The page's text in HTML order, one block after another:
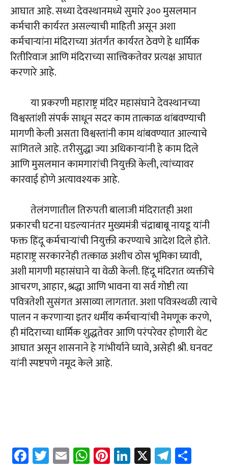
आघात आहे. सध्या देवस्थानमध्ये सुमारे ३०० मुसलमान
कर्मचारी कार्यरत असल्याची माहिती असून अशा
कर्मचाऱ्यांना मंदिराच्या अंतर्गत कार्यरत ठेवणे हे धार्मिक
रितीरिवाज आणि मंदिराच्या सात्त्विकतेवर प्रत्यक्ष आघात
करणारे आहे.
या प्रकरणी महाराष्ट्र मंदिर महासंघाने देवस्थानच्या
विश्वस्तांशी संपर्क साधून सदर काम तात्काळ थांबवण्याची
मागणी केली असता विश्वस्तांनी काम थांबवण्यात आल्याचे
सांगितले आहे. तरीसुद्धा ज्या अधिकाऱ्यांनी हे काम दिले
आणि मुसलमान कामगारांची नियुक्ती केली, त्यांच्यावर
कारवाई होणे अत्यावश्यक आहे.
तेलंगणातील तिरुपती बालाजी मंदिरातही अशा
प्रकारची घटना घडल्यानंतर मुख्यमंत्री चंद्राबाबू नायडू यांनी
फक्त हिंदू कर्मचाऱ्यांची नियुक्ती करण्याचे आदेश दिले होते.
महाराष्ट्र सरकारनेही तत्काळ अशीच ठोस भूमिका घ्यावी,
अशी मागणी महासंघाने या वेळी केली. हिंदू मंदिरात व्यक्तींचे
आचरण, आहार, श्रद्धा आणि भावना या सर्व गोष्टी त्या
पवित्रतेशी सुसंगत असाव्या लागतात. अशा पवित्रस्थळी त्याचे
पालन न करणाऱ्या इतर धर्मीय कर्मचाऱ्यांची नेमणूक करणे,
ही मंदिराच्या धार्मिक शुद्धतेवर आणि परंपरेवर होणारी थेट
आघात असून शासनाने हे गांभीर्याने घ्यावे, असेही श्री. घनवट
यांनी स्पष्टपणे नमूद केले आहे.
Fa T E W Pi Li X Te